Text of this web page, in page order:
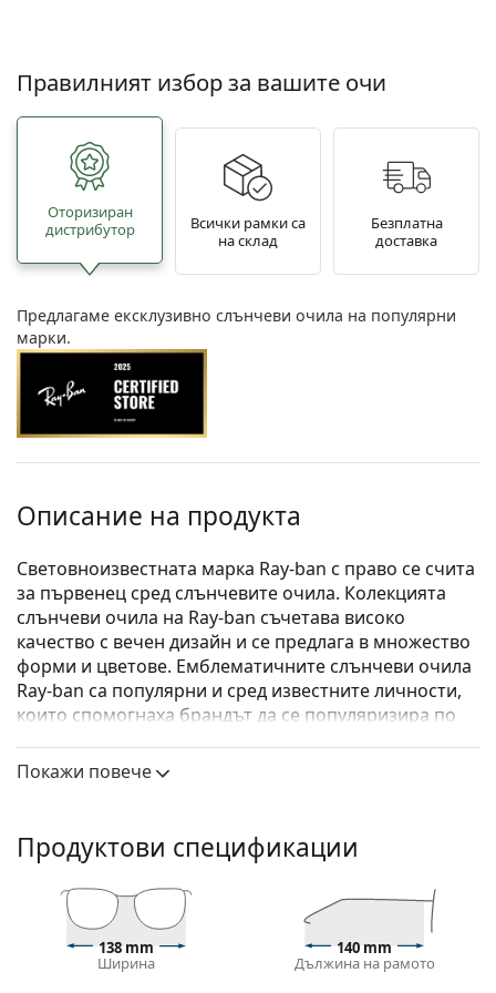
Правилният избор за вашите очи
Oторизиран
дистрибутор
Всички рамки са
на склад
Безплатна
доставка
Предлагаме ексклузивно слънчеви очила на популярни
марки.
Описание на продукта
Световноизвестната марка Ray-ban с право се счита
за първенец сред слънчевите очила. Колекцията
слънчеви очила на Ray-ban съчетава високо
качество с вечен дизайн и се предлага в множество
форми и цветове. Емблематичните слънчеви очила
Ray-ban са популярни и сред известните личности,
които спомогнаха брандът да се популяризира по
Ray-Ban Kiliane RB4395 6678T3 54
Вижте как изглеждате с тези слънчеви очила с
виртуалното огледало на Lentiamo.
Слънчеви очила – рамки
Кафявият цвят на рамката перфектно съвпада с
топли тонове на кожата и светлокафява, черна
Покажи повече
Продуктови спецификации
138 mm
Ширина
140 mm
Дължина на рамото